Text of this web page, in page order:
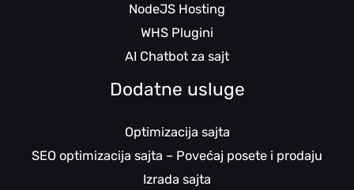
NodeJS Hosting
WHS Plugini
AI Chatbot za sajt
Dodatne usluge
Optimizacija sajta
SEO optimizacija sajta – Povećaj posete i prodaju
Izrada sajta